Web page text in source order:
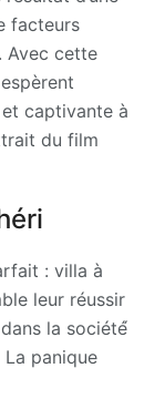
facteurs
Avec cette
captivante à
du film
: villa à
leur réussir
la société́
panique